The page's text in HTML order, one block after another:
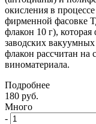
окисления в
фирменной фасовке
флакон 10 г),
заводских
флакон рассчитан на
виноматериала.
Подробнее
180 руб.
Много
-